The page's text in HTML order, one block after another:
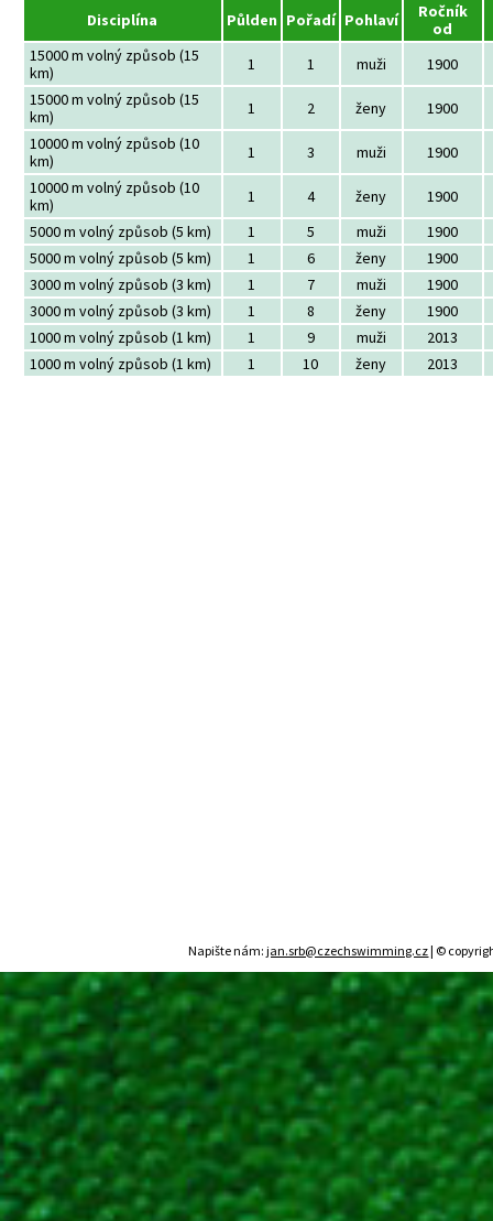
Disciplína Půlden Pořadí Pohlaví
Ročník
od
15000 m volný způsob (15
km)
1 1 muži
1900
15000 m volný způsob (15
km)
1 2 ženy
1900
10000 m volný způsob (10
km)
1 3 muži
1900
10000 m volný způsob (10
km)
1 4 ženy
1900
5000 m volný způsob (5 km)
1 5 muži
1900
5000 m volný způsob (5 km)
1 6 ženy
1900
3000 m volný způsob (3 km)
1 7 muži
1900
3000 m volný způsob (3 km)
1 8 ženy
1900
1000 m volný způsob (1 km)
1 9 muži
2013
1000 m volný způsob (1 km)
1 10 ženy 2013
Napište nám:jan.srb@czechswimming.cz| ©